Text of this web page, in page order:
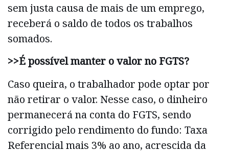
sem justa causa de mais de um emprego,
receberá o saldo de todos os trabalhos
somados.
>>É possível manter o valor no FGTS?
Caso queira, o trabalhador pode optar por
não retirar o valor. Nesse caso, o dinheiro
permanecerá na conta do FGTS, sendo
corrigido pelo rendimento do fundo: Taxa
Referencial mais 3% ao ano, acrescida da